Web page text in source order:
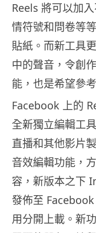
Reels 將可以加
情符號和問卷等
貼紙。而新工具
中的聲音，令創
能，也是希望參
Facebook 上的
全新獨立編輯工
直播和其他影片
音效編輯功能，
容，新版本之下
發佈至
用分開上載。新